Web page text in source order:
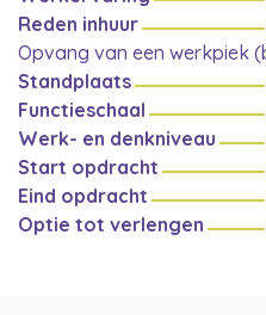
Reden inhuur
Opvang van een werkpiek
Standplaats
Functieschaal
Werk- en denkniveau
Start opdracht
Eind opdracht
Optie tot verlengen